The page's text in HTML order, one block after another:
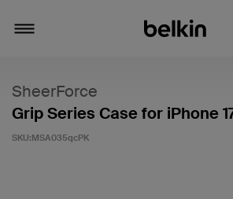
SheerForce
Grip Series Case for iPhone
SKU:MSA035qcPK